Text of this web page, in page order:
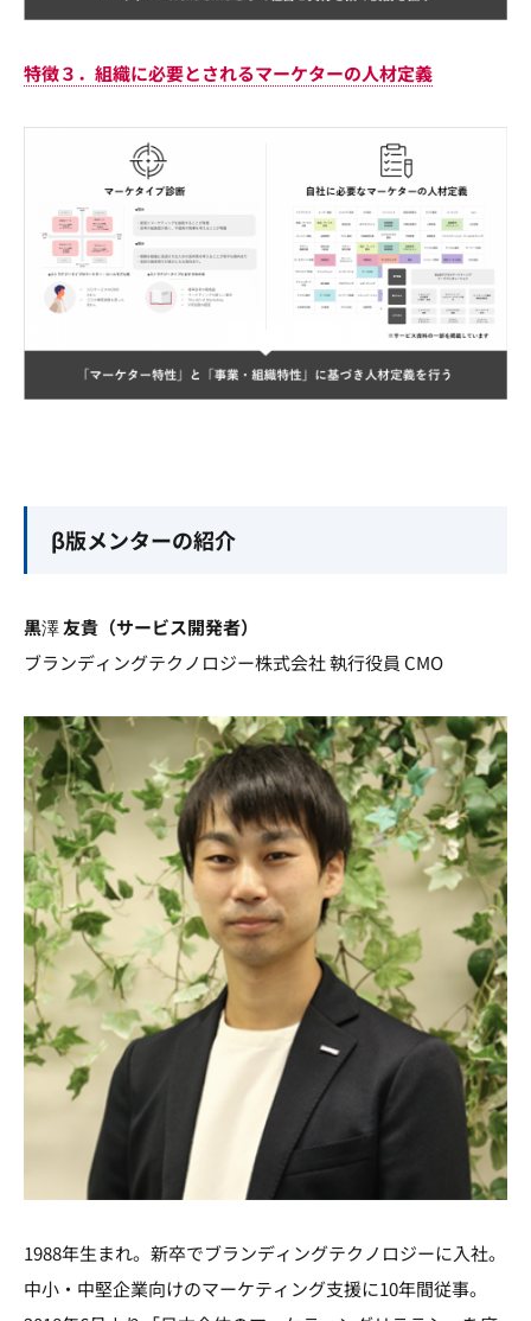
特徴３．組織に必要とされるマーケターの人材定義
β版メンターの紹介
黒澤 友貴（サービス開発者）
ブランディングテクノロジー株式会社 執行役員 CMO
1988年生まれ。新卒でブランディングテクノロジーに入社。
中小・中堅企業向けのマーケティング支援に10年間従事。